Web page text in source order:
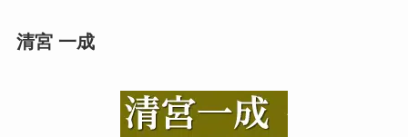
清宮 一成